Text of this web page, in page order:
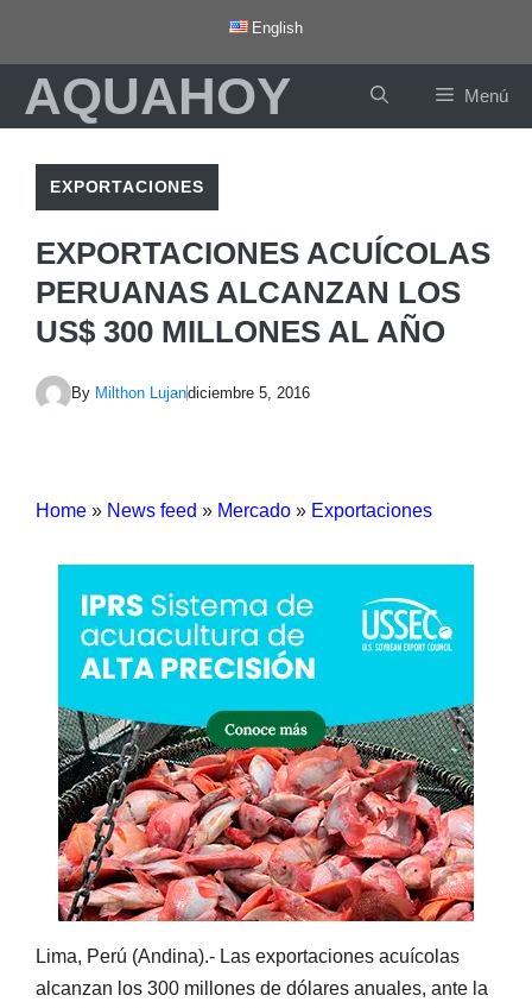
contenido
English
AQUAHOY Menú
EXPORTACIONES
EXPORTACIONES ACUÍCOLAS
PERUANAS ALCANZAN LOS
US$ 300 MILLONES AL AÑO
By Milthon Lujandiciembre 5, 2016
Home » News feed » Mercado » Exportaciones
Lima, Perú (Andina).- Las exportaciones acuícolas
alcanzan los 300 millones de dólares anuales, ante la